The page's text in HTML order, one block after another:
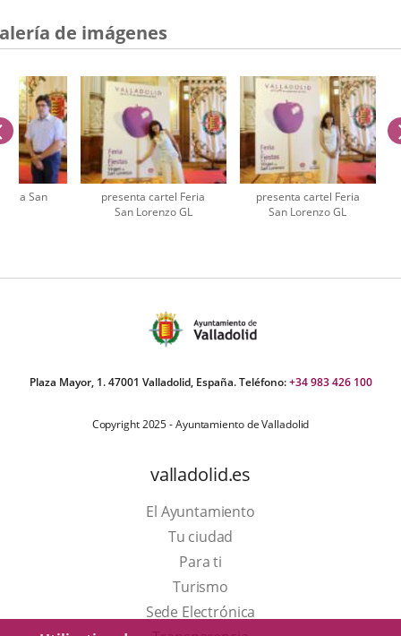
de imágenes
San
presenta cartel Feria
San Lorenzo GL
presenta cartel Feria
San Lorenzo GL
anterior
Plaza Mayor, 1. 47001 Valladolid, España. Teléfono:+34 983 426 100
Copyright 2025 - Ayuntamiento de Valladolid
valladolid.es
El Ayuntamiento
Tu ciudad
Para ti
TurismoEste
enlace
Sede Electrónica